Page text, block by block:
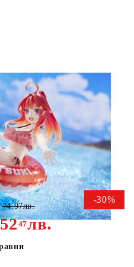
Quintuplets
Фигурка Aqua
Nakano
-30%
5247лв.
74.97лв.